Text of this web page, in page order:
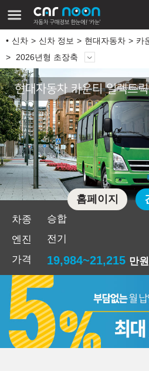
신차 신차 정보 현대자동차
카
2026년형 초장축
현대자동차 카운티 일렉트릭
차종
승합
엔진
전기
가격
19,984~21,215 만원
홈페이지